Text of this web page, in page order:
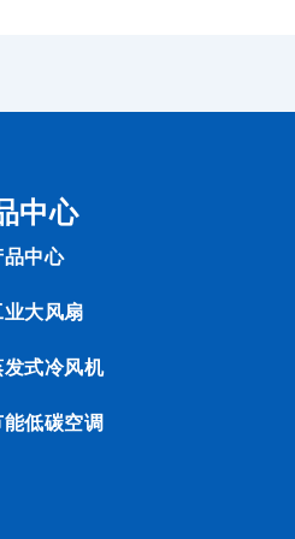
中心
品中心
业大风扇
发式冷风机
能低碳空调